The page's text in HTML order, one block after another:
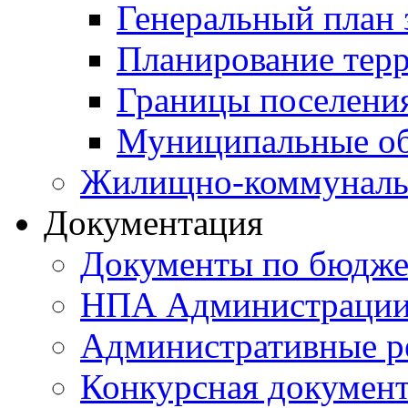
Генеральный план
Планирование
Границы
Муниципальные
Жилищно-
Документация
Документы по
НПА
Административные
Конкурсная